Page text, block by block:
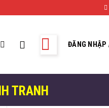
ĐĂNG NHẬP
TRANH